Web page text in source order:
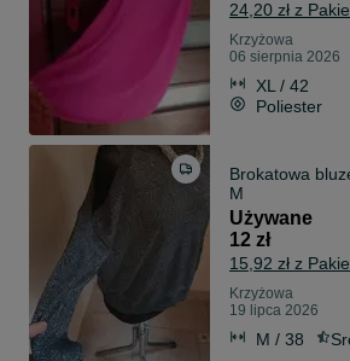
24,20 zł z
Krzyżowa
06 sierpnia 2026
XL / 42
Poliester
Brokatowa
M
Używane
12 zł
15,92 zł z
Krzyżowa
19 lipca 2026
M / 38